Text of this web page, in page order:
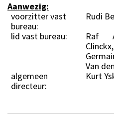
Aanwezig:
voorzitter vast
bureau:
Rudi
lid vast bureau:
Raf
Van
algemeen
directeur:
Kurt